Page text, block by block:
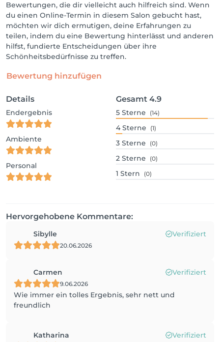
Bewertungen, die dir vielleicht auch hilfreich sind. Wenn
du einen Online-Termin in diesem Salon gebucht hast,
möchten wir dich ermutigen, deine Erfahrungen zu
teilen, indem du eine Bewertung hinterlässt und anderen
hilfst, fundierte Entscheidungen über ihre
Schönheitsbedürfnisse zu treffen.
Bewertung hinzufügen
Details
Endergebnis
Ambiente
Personal
Gesamt 4.9
5 Sterne (14)
4 Sterne (1)
3 Sterne (0)
2 Sterne (0)
1 Stern (0)
Hervorgehobene Kommentare:
Sibylle Verifiziert
20.06.2026
Carmen Verifiziert
9.06.2026
Wie immer ein tolles Ergebnis, sehr nett und
freundlich
Katharina Verifiziert